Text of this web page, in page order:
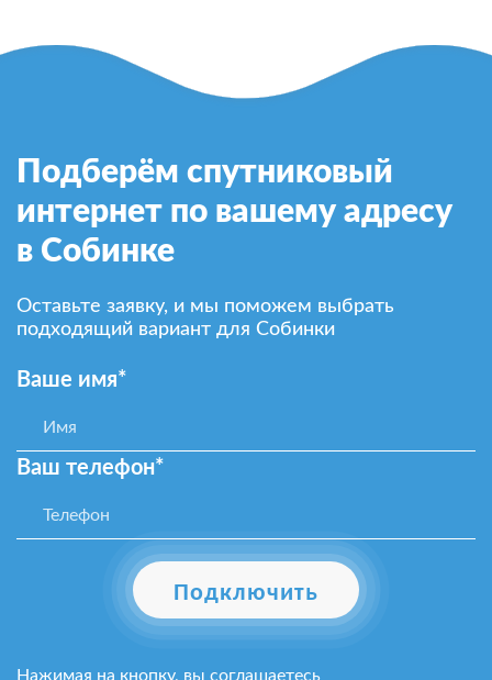
Подберём спутниковый
интернет по вашему адресу
в Собинке
Оставьте заявку, и мы поможем выбрать
подходящий вариант для Собинки
Ваше имя*
Ваш телефон*
Подключить
Нажимая на кнопку, вы соглашаетесь